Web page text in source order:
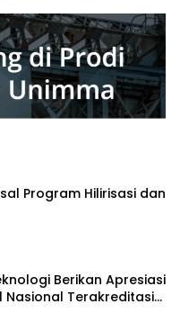
Program Hilirisasi dan
Berikan Apresiasi
Nasional Terakreditasi